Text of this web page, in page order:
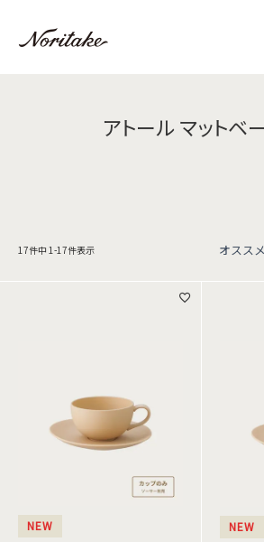
アトール マットベ
17件中 1 -17件表示
NEW NEW